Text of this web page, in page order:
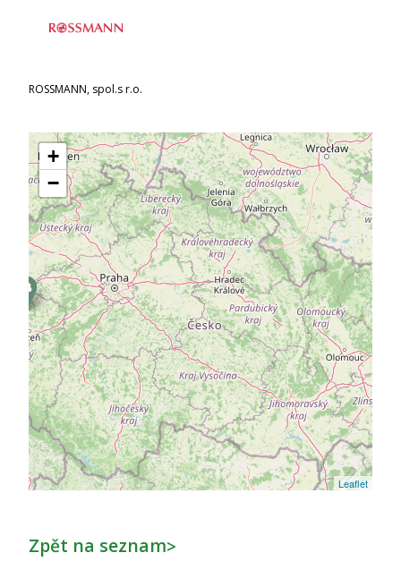
ROSSMANN, spol.s r.o.
+
−
Leaflet
Zpět na seznam>